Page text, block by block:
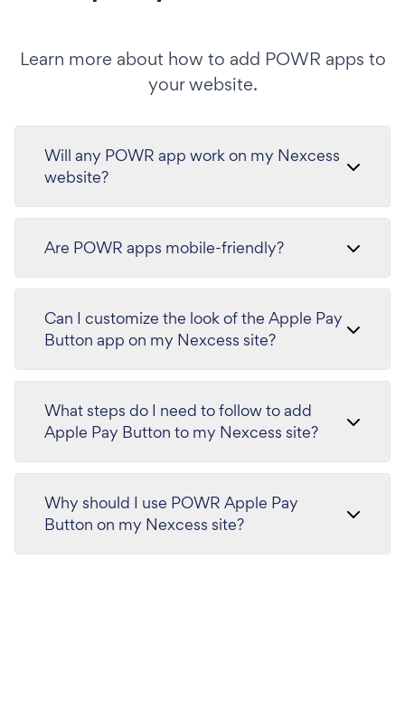
Learn more about how to add POWR apps to
your website.
Will any POWR app work on my Nexcess
website?
Are POWR apps mobile-friendly?
Can I customize the look of the Apple Pay
Button app on my Nexcess site?
What steps do I need to follow to add
Apple Pay Button to my Nexcess site?
Why should I use POWR Apple Pay
Button on my Nexcess site?